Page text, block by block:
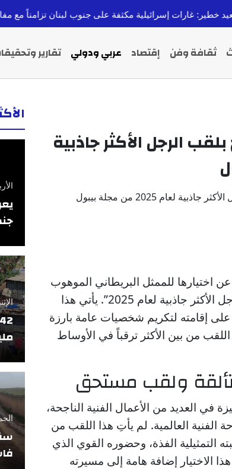
إسرائيلية مكثفة على جنوب لبنان تزامناً مع مفاوضات روماقبل 7
ثقافة وفن إقتصاد عربي ودولي تقارير
الرجل الأكثر جاذبية
اختيارها للممثل البريطاني الموهوب
جوناثان بيلي (37 عاماً) ليحمل لقب “الرجل الأكثر جاذبية لعام 2025”. يأتي هذا
إقامته لتكريم شخصيات عامة بارزة
من بين الأكثر ترقباً في الأوساط
ولقب مستحق
في العديد من الأعمال الفنية الناجحة،
الفنية العالمية. لم يأتِ هذا اللقب من
التمثيلية الفذة، وحضوره القوي الذي
الاختيار إضافة هامة إلى مسيرته
الأربعاء 26
الإثنين 17
الجمعة 11